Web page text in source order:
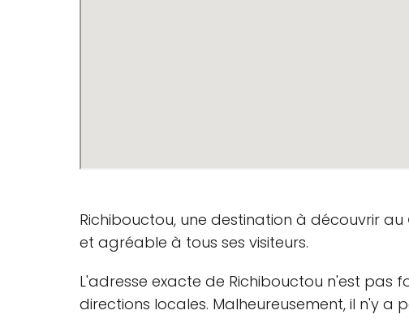
Richibouctou, une destination à découvrir au
et agréable à tous ses visiteurs.
L'adresse exacte de Richibouctou n'est pas
directions locales. Malheureusement, il n'y